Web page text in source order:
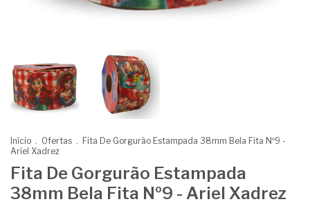
Início . Ofertas . Fita De Gorgurão Estampada 38mm Bela Fita Nº9 -
Ariel Xadrez
Fita De Gorgurão Estampada
38mm Bela Fita Nº9 - Ariel Xadrez